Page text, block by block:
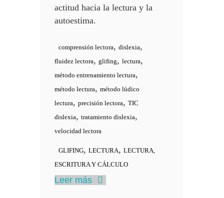
actitud hacia la lectura y la
autoestima.
comprensión lectora, dislexia,
fluidez lectora, glifing, lectura,
método entrenamiento lectura,
método lectura, método lúdico
lectura, precisión lectora, TIC
dislexia, tratamiento dislexia,
velocidad lectora
GLIFING, LECTURA, LECTURA,
ESCRITURA Y CÁLCULO
Leer más